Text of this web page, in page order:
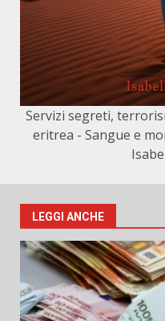
Servizi segreti,
eritrea - Sangue e
LEGGI ANCHE